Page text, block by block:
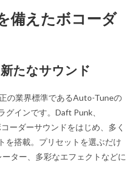
備えたボコーダ
たなサウンド
の業界標準であるAuto-Tuneの
インです。Daft Punk、
ーダーサウンドをはじめ、多く
を搭載。プリセットを選ぶだけ
ター、多彩なエフェクトなどに